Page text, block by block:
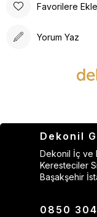
Favorilere Ekle
Yorum Yaz
Dekonil
Dekonil İç ve
Keresteciler
Başakşehir
0850